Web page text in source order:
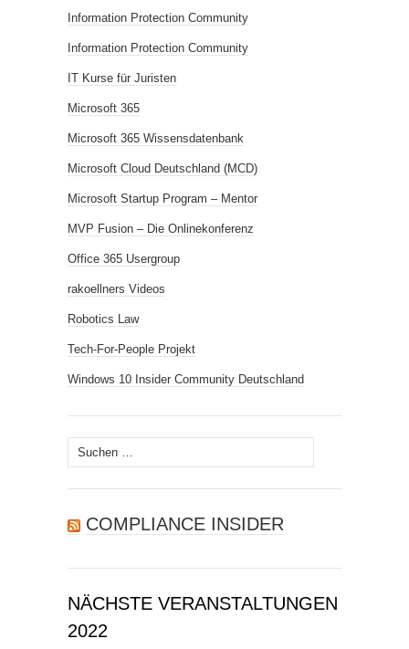
Information Protection Community
Information Protection Community
IT Kurse für Juristen
Microsoft 365
Microsoft 365 Wissensdatenbank
Microsoft Cloud Deutschland (MCD)
Microsoft Startup Program – Mentor
MVP Fusion – Die Onlinekonferenz
Office 365 Usergroup
rakoellners Videos
Robotics Law
Tech-For-People Projekt
Windows 10 Insider Community Deutschland
Suchen
nach:
COMPLIANCE INSIDER
NÄCHSTE VERANSTALTUNGEN
2022